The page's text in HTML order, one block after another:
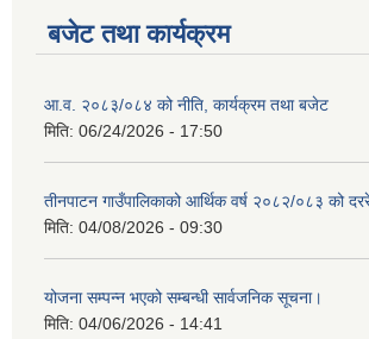
बजेट तथा कार्यक्रम
आ.व. २०८३/०८४ को नीति, कार्यक्रम तथा बजेट
मिति: 06/24/2026 - 17:50
तीनपाटन गाउँपालिकाको आर्थिक वर्ष २०८२/०८३ को
मिति: 04/08/2026 - 09:30
योजना सम्पन्न भएको सम्बन्धी सार्वजनिक सूचना।
मिति: 04/06/2026 - 14:41